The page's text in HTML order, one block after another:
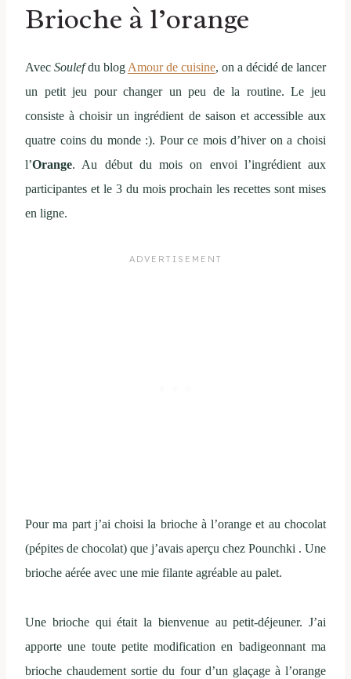
Brioche à l’orange
Avec Soulefdu blog Amour de cuisine, on a décidé de lancer
un petit jeu pour changer un peu de la routine. Le jeu
consiste à choisir un ingrédient de saison et accessible aux
quatre coins du monde :). Pour ce mois d’hiver on a choisi
l’Orange. Au début du mois on envoi l’ingrédient aux
participantes et le 3 du mois prochain les recettes sont mises
en ligne.
Pour ma part j’ai choisi la brioche à l’orange et au chocolat
(pépites de chocolat) que j’avais aperçu chez Pounchki . Une
brioche aérée avec une mie filante agréable au palet.
Une brioche qui était la bienvenue au petit-déjeuner. J’ai
apporte une toute petite modification en badigeonnant ma
brioche chaudement sortie du four d’un glaçage à l’orange